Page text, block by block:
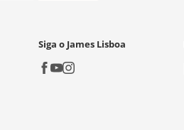
Siga o James Lisboa